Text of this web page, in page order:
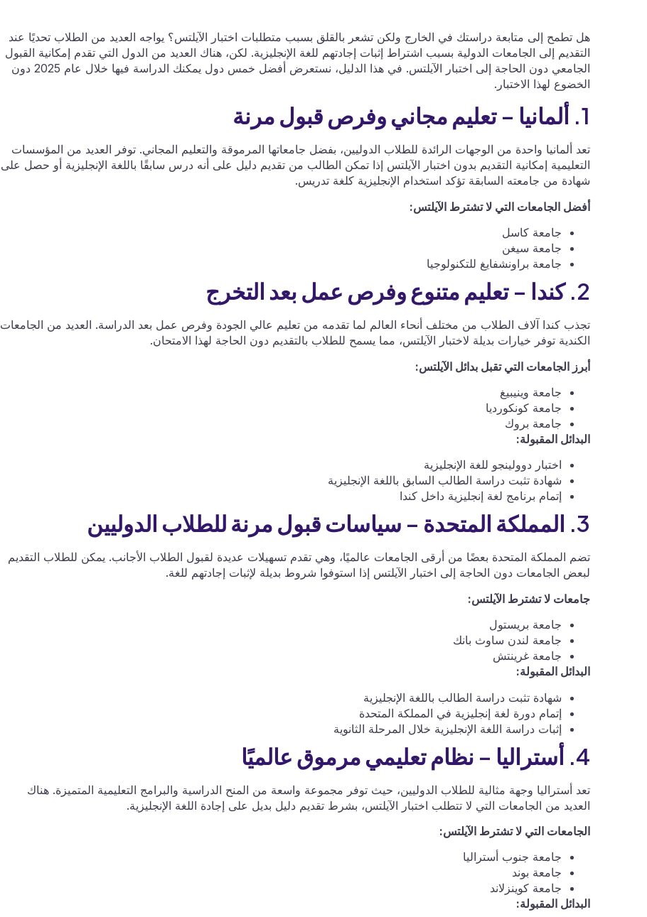
هل تطمح إلى متابعة دراستك في الخارج ولكن تشعر بالقلق بسبب متطلبات اختبار الآيلتس؟ يواجه العديد من الطلاب تحديًا عند
التقديم إلى الجامعات الدولية بسبب اشتراط إثبات إجادتهم للغة الإنجليزية. لكن، هناك العديد من الدول التي تقدم إمكانية القبول
الجامعي دون الحاجة إلى اختبار الآيلتس. في هذا الدليل، نستعرض أفضل خمس دول يمكنك الدراسة فيها خلال عام 2025 دون
الخضوع لهذا الاختبار.
1. ألمانيا – تعليم مجاني وفرص قبول مرنة
تعد ألمانيا واحدة من الوجهات الرائدة للطلاب الدوليين، بفضل جامعاتها المرموقة والتعليم المجاني. توفر العديد من المؤسسات
التعليمية إمكانية التقديم بدون اختبار الآيلتس إذا تمكن الطالب من تقديم دليل على أنه درس سابقًا باللغة الإنجليزية أو حصل على
شهادة من جامعته السابقة تؤكد استخدام الإنجليزية كلغة تدريس.
أفضل الجامعات التي لا تشترط الآيلتس:
جامعة كاسل
جامعة سيغن
جامعة براونشفايغ للتكنولوجيا
2. كندا – تعليم متنوع وفرص عمل بعد التخرج
تجذب كندا آلاف الطلاب من مختلف أنحاء العالم لما تقدمه من تعليم عالي الجودة وفرص عمل بعد الدراسة. العديد من الجامعات
الكندية توفر خيارات بديلة لاختبار الآيلتس، مما يسمح للطلاب بالتقديم دون الحاجة لهذا الامتحان.
أبرز الجامعات التي تقبل بدائل الآيلتس:
جامعة وينيبيغ
جامعة كونكورديا
جامعة بروك
البدائل المقبولة:
اختبار دوولينجو للغة الإنجليزية
شهادة تثبت دراسة الطالب السابق باللغة الإنجليزية
إتمام برنامج لغة إنجليزية داخل كندا
3. المملكة المتحدة – سياسات قبول مرنة للطلاب الدوليين
تضم المملكة المتحدة بعضًا من أرقى الجامعات عالميًا، وهي تقدم تسهيلات عديدة لقبول الطلاب الأجانب. يمكن للطلاب التقديم
لبعض الجامعات دون الحاجة إلى اختبار الآيلتس إذا استوفوا شروط بديلة لإثبات إجادتهم للغة.
جامعات لا تشترط الآيلتس:
جامعة بريستول
جامعة لندن ساوث بانك
جامعة غرينتش
البدائل المقبولة:
شهادة تثبت دراسة الطالب باللغة الإنجليزية
إتمام دورة لغة إنجليزية في المملكة المتحدة
إثبات دراسة اللغة الإنجليزية خلال المرحلة الثانوية
4. أستراليا – نظام تعليمي مرموق عالميًا
تعد أستراليا وجهة مثالية للطلاب الدوليين، حيث توفر مجموعة واسعة من المنح الدراسية والبرامج التعليمية المتميزة. هناك
العديد من الجامعات التي لا تتطلب اختبار الآيلتس، بشرط تقديم دليل بديل على إجادة اللغة الإنجليزية.
الجامعات التي لا تشترط الآيلتس:
جامعة جنوب أستراليا
جامعة بوند
جامعة كوينزلاند
البدائل المقبولة: